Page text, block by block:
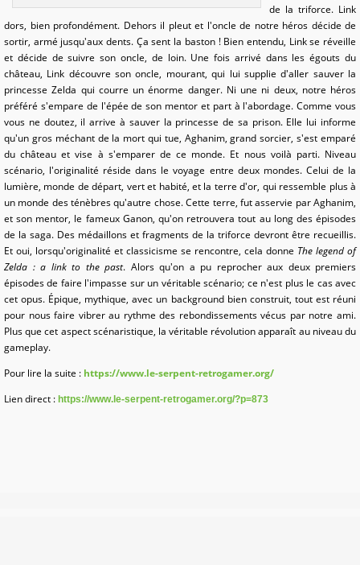
de la triforce. Link
dors, bien profondément. Dehors il pleut et l'oncle de notre héros décide de
sortir, armé jusqu'aux dents. Ça sent la baston ! Bien entendu, Link se réveille
et décide de suivre son oncle, de loin. Une fois arrivé dans les égouts du
château, Link découvre son oncle, mourant, qui lui supplie d'aller sauver la
princesse Zelda qui courre un énorme danger. Ni une ni deux, notre héros
préféré s'empare de l'épée de son mentor et part à l'abordage. Comme vous
vous ne doutez, il arrive à sauver la princesse de sa prison. Elle lui informe
qu'un gros méchant de la mort qui tue, Aghanim, grand sorcier, s'est emparé
du château et vise à s'emparer de ce monde. Et nous voilà parti. Niveau
scénario, l'originalité réside dans le voyage entre deux mondes. Celui de la
lumière, monde de départ, vert et habité, et la terre d'or, qui ressemble plus à
un monde des ténèbres qu'autre chose. Cette terre, fut asservie par Aghanim,
et son mentor, le fameux Ganon, qu'on retrouvera tout au long des épisodes
de la saga. Des médaillons et fragments de la triforce devront être recueillis.
Et oui, lorsqu'originalité et classicisme se rencontre, cela donne The legend of
Zelda : a link to the past. Alors qu'on a pu reprocher aux deux premiers
épisodes de faire l'impasse sur un véritable scénario; ce n'est plus le cas avec
cet opus. Épique, mythique, avec un background bien construit, tout est réuni
pour nous faire vibrer au rythme des rebondissements vécus par notre ami.
Plus que cet aspect scénaristique, la véritable révolution apparaît au niveau du
gameplay.
Pour lire la suite : https://www.le-serpent-retrogamer.org/
Lien direct : https://www.le-serpent-retrogamer.org/?p=873